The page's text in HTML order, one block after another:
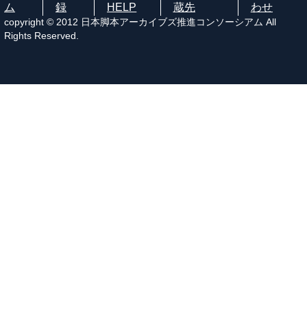
ム
録
HELP
蔵先
わせ
copyright © 2012 日本脚本アーカイブズ推進コンソーシアム All
Rights Reserved.